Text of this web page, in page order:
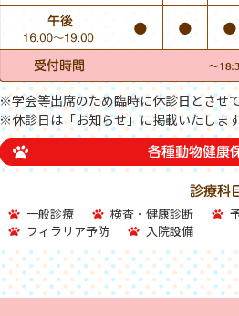
※学会等出席のため臨時に休診日とさせ
※休診日は「お知らせ」に掲載いたしま
一般診療 検査・健康診断
フィラリア予防
入院設備